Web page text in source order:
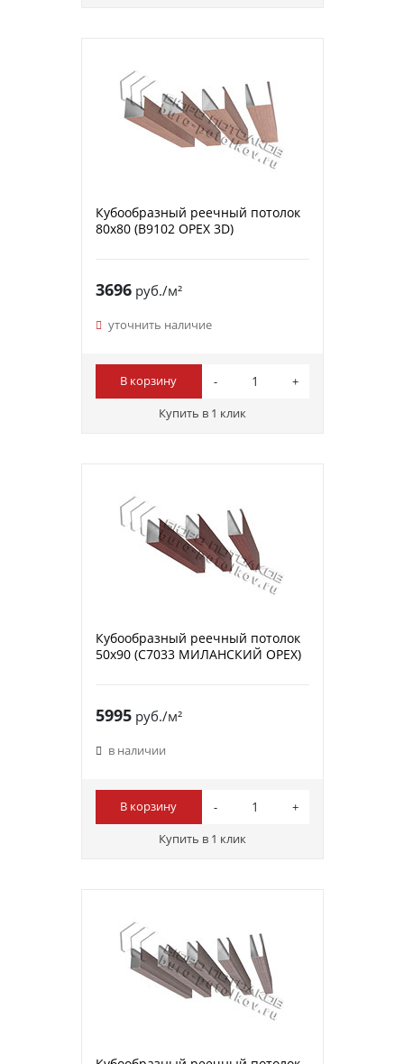
Кубообразный реечный потолок
80х80 (B9102 ОРЕХ 3D)
3696руб./м²
уточнить наличие
В корзину
Купить в 1 клик
Кубообразный реечный потолок
50х90 (C7033 МИЛАНСКИЙ ОРЕХ)
5995руб./м²
в наличии
В корзину
Купить в 1 клик